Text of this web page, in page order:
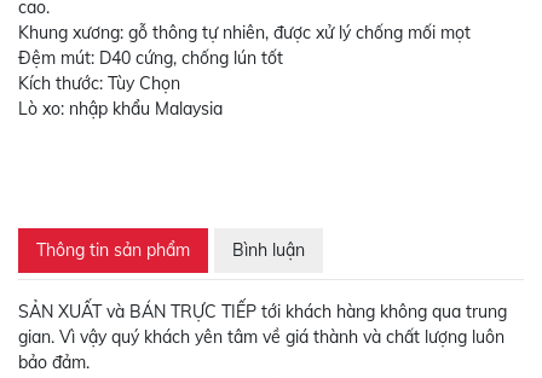
cao.
Khung xương: gỗ thông tự nhiên, được xử lý chống mối mọt
Đệm mút: D40 cứng, chống lún tốt
Kích thước: Tùy Chọn
Lò xo: nhập khẩu Malaysia
Thông tin sản phẩm Bình luận
SẢN XUẤT và BÁN TRỰC TIẾP tới khách hàng không qua trung
gian. Vì vậy quý khách yên tâm về giá thành và chất lượng luôn
bảo đảm.